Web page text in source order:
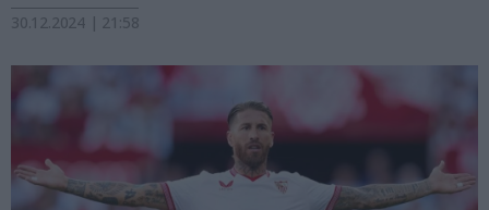
30.12.2024 | 21:58